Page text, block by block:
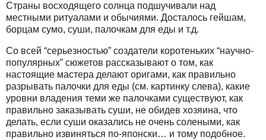
Страны восходящего солнца подшучивали над
местными ритуалами и обычиями. Досталось гейшам,
борцам сумо, суши, палочкам для еды и т.д.
Со всей “серьезностью” создатели коротеньких “научно-
популярных” сюжетов рассказывают о том, как
настоящие мастера делают оригами, как правильно
разрывать палочки для еды (см. картинку слева), какие
уровни владения теми же палочками существуют, как
правильно заказывать суши, не обидев хозяина, что
делать, если суши оказались не очень солеными, как
правильно извиняться по-японски… и тому подобное.